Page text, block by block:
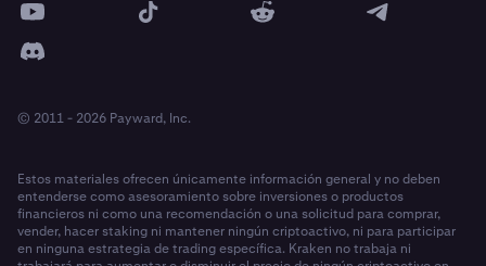
© 2011 - 2026 Payward, Inc.
Estos materiales ofrecen únicamente información general y no deben
entenderse como asesoramiento sobre inversiones o productos
financieros ni como una recomendación o una solicitud para comprar,
vender, hacer staking ni mantener ningún criptoactivo, ni para participar
en ninguna estrategia de trading específica. Kraken no trabaja ni